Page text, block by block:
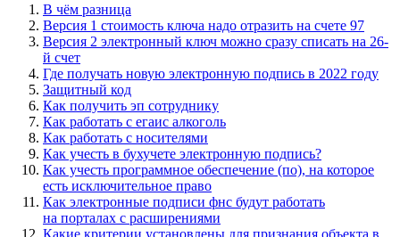
В чём разница
Версия 1 стоимость ключа надо отразить на счете 97
Версия 2 электронный ключ можно сразу списать на 26-
й счет
Где получать новую электронную подпись в 2022 году
Защитный код
Как получить эп сотруднику
Как работать с егаис алкоголь
Как работать с носителями
Как учесть в бухучете электронную подпись?
Как учесть программное обеспечение (по), на которое
есть исключительное право
Как электронные подписи фнс будут работать
на порталах с расширениями
Какие критерии установлены для признания объекта в